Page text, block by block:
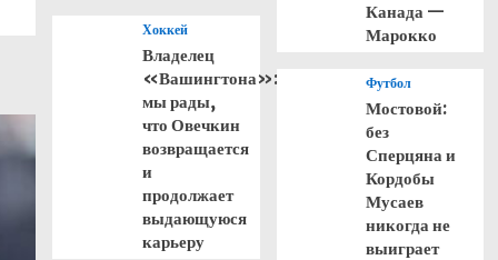
Хоккей
Владелец
«Вашингтона»:
мы рады,
что Овечкин
возвращается
и
продолжает
выдающуюся
карьеру
Канада —
Марокко
Футбол
Мостовой:
без
Сперцяна и
Кордобы
Мусаев
никогда не
выиграет